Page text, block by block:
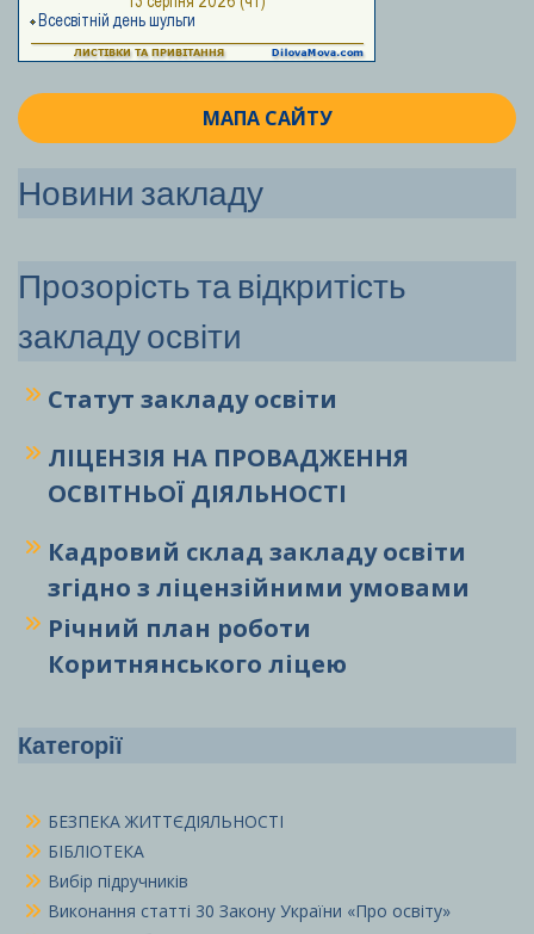
МАПА САЙТУ
Новини закладу
Прозорість та відкритість
закладу освіти
Статут закладу освіти
ЛІЦЕНЗІЯ НА ПРОВАДЖЕННЯ
ОСВІТНЬОЇ ДІЯЛЬНОСТІ
Кадровий склад закладу освіти
згідно з ліцензійними умовами
Річний план роботи
Коритнянського ліцею
Категорії
БЕЗПЕКА ЖИТТЄДІЯЛЬНОСТІ
БІБЛІОТЕКА
Вибір підручників
Виконання статті 30 Закону України «Про освіту»